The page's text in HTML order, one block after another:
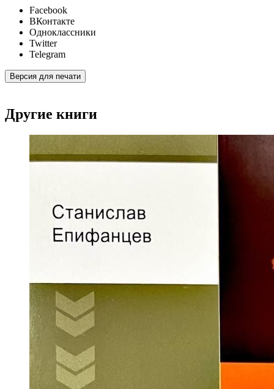
Facebook
ВКонтакте
Одноклассники
Twitter
Telegram
Версия для печати
Другие книги